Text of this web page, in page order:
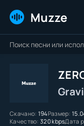
Muzze
Скачано: 194Размер:
Качество: 320 kbpsДата